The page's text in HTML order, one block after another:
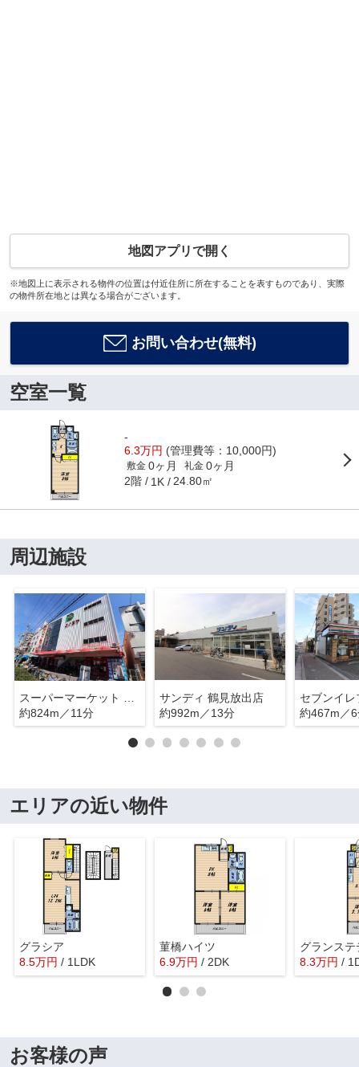
地図アプリで開く
※地図上に表示される物件の位置は付近住所に所在することを表すものであり、実際
の物件所在地とは異なる場合がございます。
お問い合わせ(無料)
空室一覧
-
6.3万円 (管理費等：10,000円)
敷金 0ヶ月 礼金 0ヶ月
2階 1K 24.80㎡
周辺施設
約824m／11分
サンディ 鶴見放出店
約992m／13分
約467m／
エリアの近い物件
グラシア
8.5万円 / 1LDK
菫橋ハイツ
6.9万円 / 2DK 8.3万円 /
お客様の声